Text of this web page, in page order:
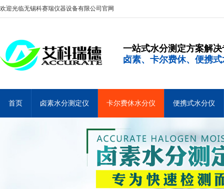
欢迎光临无锡科赛瑞仪器设备有限公司官网
一站式水分测定方案解决
卤素、卡尔费休、便携
首页 卤素水分测定仪 卡尔费休水分仪 便携式水分仪